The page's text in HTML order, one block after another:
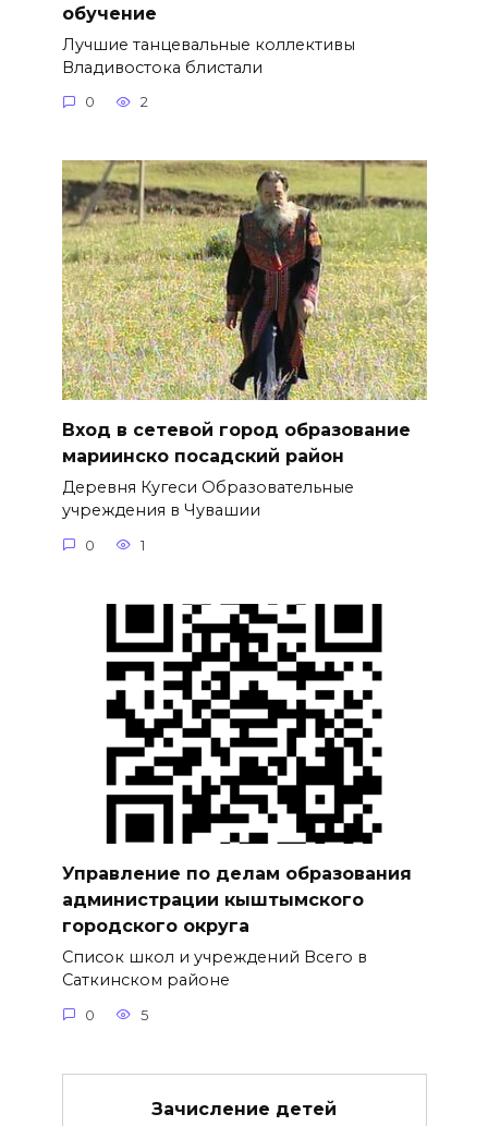
обучение
Лучшие танцевальные коллективы
Владивостока блистали
0 2
Вход в сетевой город образование
мариинско посадский район
Деревня Кугеси Образовательные
учреждения в Чувашии
0 1
Управление по делам образования
администрации кыштымского
городского округа
Список школ и учреждений Всего в
Саткинском районе
0 5
Зачисление детей